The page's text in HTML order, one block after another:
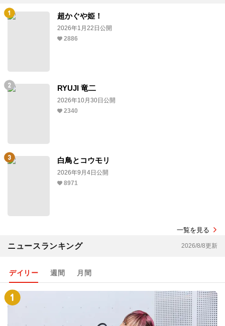
超かぐや姫！
2026年1月22日公開
2886
RYUJI 竜二
2026年10月30日公開
2340
白鳥とコウモリ
2026年9月4日公開
8971
一覧を見る
ニュースランキング 2026/8/8更新
デイリー 週間 月間